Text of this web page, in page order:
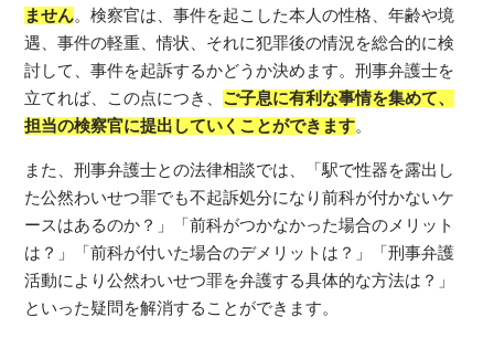
ません。検察官は、事件を起こした本人の性格、年齢や境
遇、事件の軽重、情状、それに犯罪後の情況を総合的に検
討して、事件を起訴するかどうか決めます。刑事弁護士を
立てれば、この点につき、 ご子息に有利な事情を集めて、
担当の検察官に提出していくことができます。
また、刑事弁護士との法律相談では、「駅で性器を露出し
た公然わいせつ罪でも不起訴処分になり前科が付かないケ
ースはあるのか？」「前科がつかなかった場合のメリット
は？」「前科が付いた場合のデメリットは？」「刑事弁護
活動により公然わいせつ罪を弁護する具体的な方法は？」
といった疑問を解消することができます。